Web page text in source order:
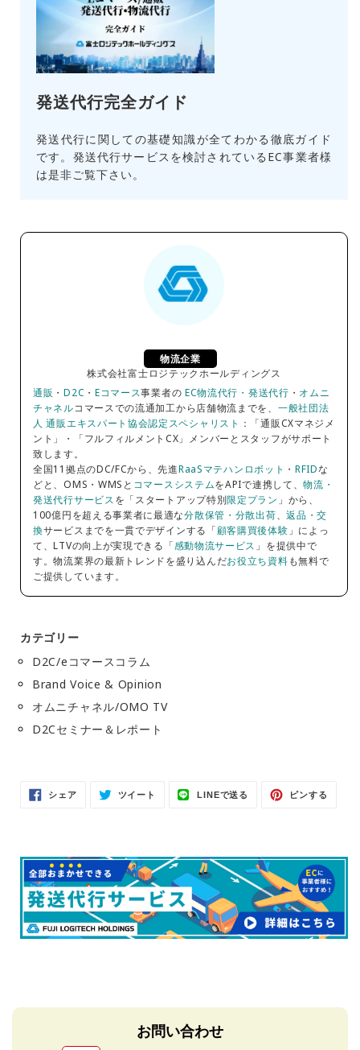
発送代行完全ガイド
発送代行に関しての基礎知識が全てわかる徹底ガイド
です。発送代行サービスを検討されているEC事業者様
は是非ご覧下さい。
物流企業
株式会社富士ロジテックホールディングス
通販 ・D2C ・ Eコマース事業者の EC物流代行・発送代行 ・ オムニ
チャネルコマースでの流通加工から店舗物流までを、 一般社団法
人 通販エキスパート協会認定スペシャリスト ：「通販CXマネジメ
ント」・「フルフィルメントCX」メンバーとスタッフがサポート
致します。
全国11拠点のDC/FCから、先進RaaSマテハンロボット ・RFIDな
どと、OMS・WMSと コマースシステムをAPIで連携して、物流・
発送代行サービスを「スタートアップ特別限定プラン 」から、
100億円を超える事業者に最適な分散保管・分散出荷、返品・交
換サービスまでを一貫でデザインする「顧客購買後体験 」によっ
て、LTVの向上が実現できる「感動物流サービス 」を提供中で
す。物流業界の最新トレンドを盛り込んだお役立ち資料も無料で
ご提供しています。
カテゴリー
D2C/eコマースコラム
Brand Voice & Opinion
オムニチャネル/OMO TV
D2Cセミナー＆レポート
シェアFacebookツイート
Twitter
LINEで送る
LINE
ピンする
お問い合わせ